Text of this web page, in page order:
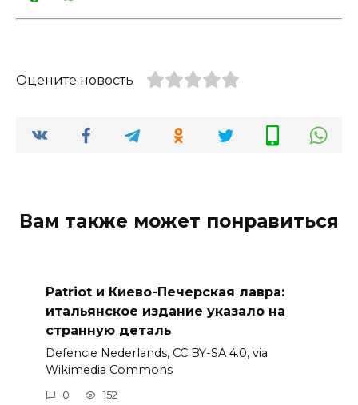
Оцените новость
Вам также может понравиться
Patriot и Киево-Печерская лавра:
итальянское издание указало на
странную деталь
Defencie Nederlands, CC BY-SA 4.0, via
Wikimedia Commons
0 152